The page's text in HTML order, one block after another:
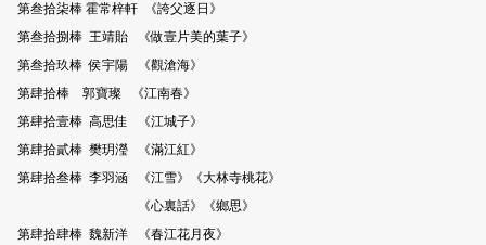
第叁拾柒棒 霍常梓軒 《誇父逐日》
第叁拾捌棒 王靖貽 《做壹片美的葉子》
第叁拾玖棒 侯宇陽 《觀滄海》
第肆拾棒 郭寶璨 《江南春》
第肆拾壹棒 高思佳 《江城子》
第肆拾貳棒 樊玥瀅 《滿江紅》
第肆拾叁棒 李羽涵 《江雪》《大林寺桃花》
《心裏話》《鄉思》
第肆拾肆棒 魏新洋 《春江花月夜》